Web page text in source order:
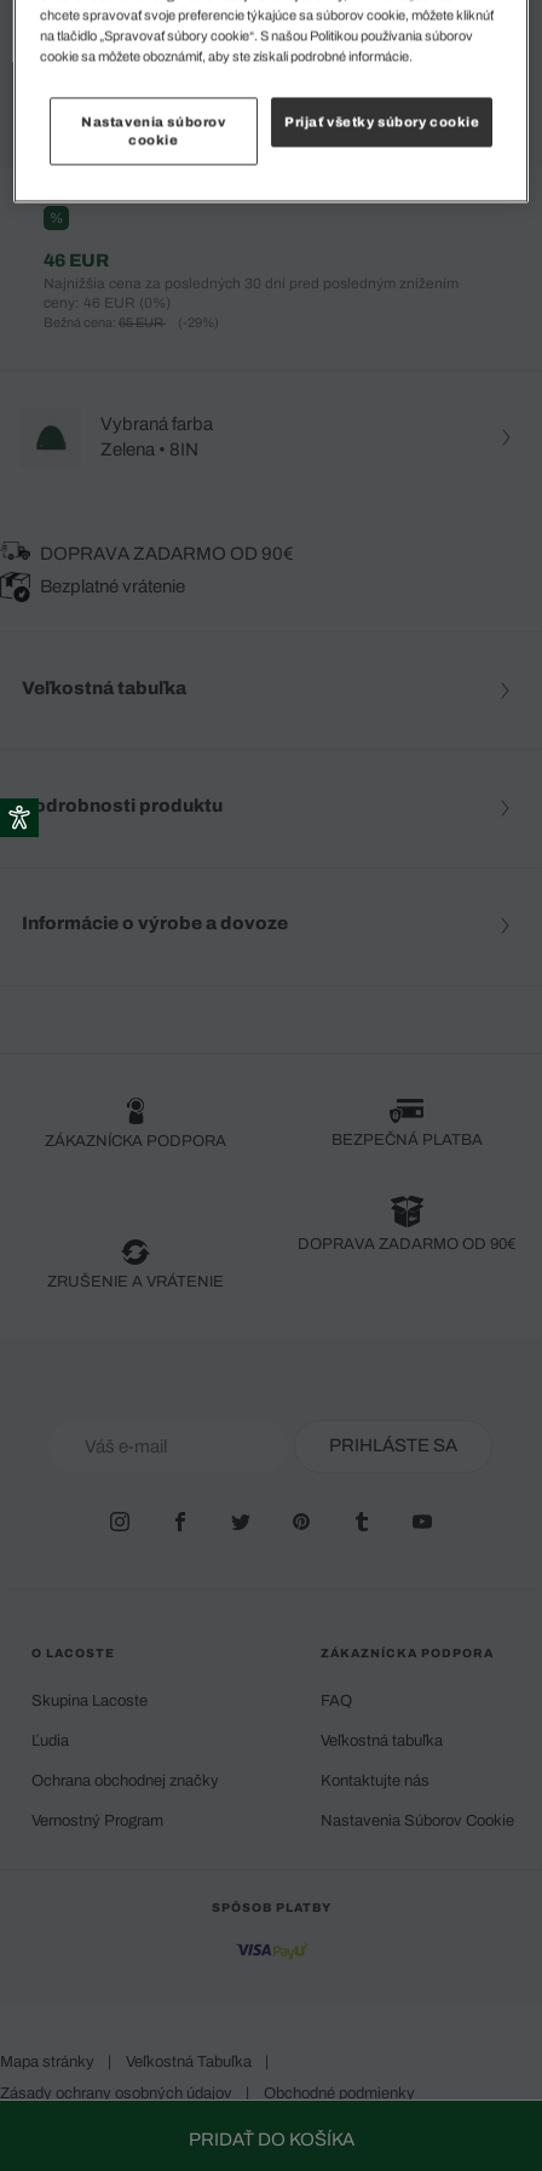
%
46 EUR
Najnižšia cena za posledných 30 dní pred posledným znížením
ceny: 46 EUR (0%)
Bežná cena: 65 EUR (-29%)
Vybraná farba
Zelena • 8IN
DOPRAVA ZADARMO OD 90€
Bezplatné vrátenie
Veľkostná tabuľka
Podrobnosti produktu
Informácie o výrobe a dovoze
PRIDAŤ DO KOŠÍKA
ZÁKAZNÍCKA PODPORA BEZPEČNÁ PLATBA
ZRUŠENIE A VRÁTENIE
DOPRAVA ZADARMO OD 90€
PRIHLÁSTE SA
O LACOSTE
Skupina Lacoste
Ľudia
Ochrana obchodnej značky
Vernostný Program
ZÁKAZNÍCKA PODPORA
FAQ
Veľkostná tabuľka
Kontaktujte nás
Nastavenia Súborov Cookie
SPÔSOB PLATBY
Mapa stránky | Veľkostná Tabuľka
|
Zásady ochrany osobných údajov
| Obchodné podmienky
chcete spravovať svoje preferencie týkajúce sa súborov cookie, môžete kliknúť
na tlačidlo „Spravovať súbory cookie“. S našou Politikou používania súborov
cookie sa môžete oboznámiť, aby ste získali podrobné informácie.
Nastavenia súborov
cookie
Prijať všetky súbory cookie